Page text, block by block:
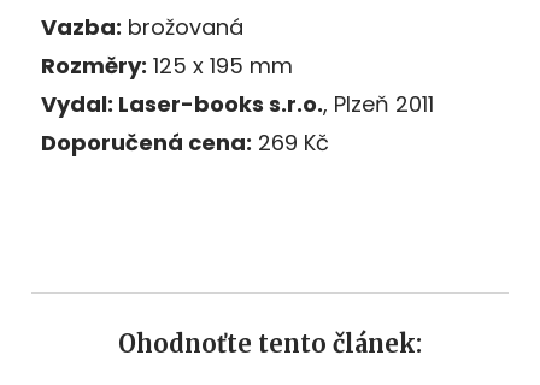
Vazba: brožovaná
Rozměry: 125 x 195 mm
Vydal: Laser-books s.r.o., Plzeň 2011
Doporučená cena: 269 Kč
Ohodnoťte tento článek: